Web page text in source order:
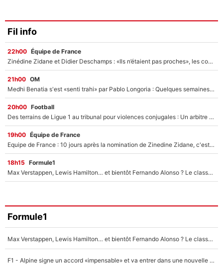
Fil info
22h00 Équipe de France
Zinédine Zidane et Didier Deschamps : «Ils n’étaient pas proches», les confidences d’un membre de l’équipe de France 1998 sur leur relation spéciale
21h00 OM
Medhi Benatia s'est «senti trahi» par Pablo Longoria : Quelques semaines après son départ, l'ancien directeur de football de l'OM règle ses comptes
20h00 Football
Des terrains de Ligue 1 au tribunal pour violences conjugales : Un arbitre français encourt une peine de 18 mois de prison !
19h00 Équipe de France
Equipe de France : 10 jours après la nomination de Zinedine Zidane, c'est au tour de son fils de prendre un nouveau départ !
18h15 Formule1
Max Verstappen, Lewis Hamilton… et bientôt Fernando Alonso ? Le classement des pilotes les mieux payés en Formule 1 risque de changer !
Formule1
Max Verstappen, Lewis Hamilton… et bientôt Fernando Alonso ? Le classement des pilotes les mieux payés en Formule 1 risque de changer !
F1 - Alpine signe un accord «impensable» et va entrer dans une nouvelle dimension : Grande nouvelle pour Pierre Gasly !